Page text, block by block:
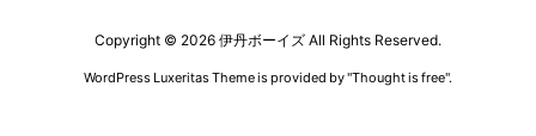
Copyright © 2026 伊丹ボーイズ All Rights Reserved.
WordPress Luxeritas Theme is provided by "Thought is free".